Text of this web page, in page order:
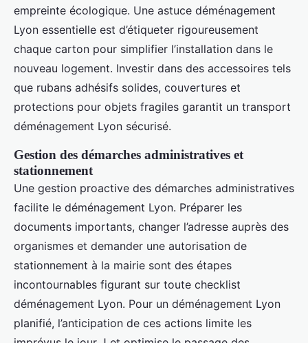
empreinte écologique. Une astuce déménagement
Lyon essentielle est d’étiqueter rigoureusement
chaque carton pour simplifier l’installation dans le
nouveau logement. Investir dans des accessoires tels
que rubans adhésifs solides, couvertures et
protections pour objets fragiles garantit un transport
déménagement Lyon sécurisé.
Gestion des démarches administratives et
stationnement
Une gestion proactive des démarches administratives
facilite le déménagement Lyon. Préparer les
documents importants, changer l’adresse auprès des
organismes et demander une autorisation de
stationnement à la mairie sont des étapes
incontournables figurant sur toute checklist
déménagement Lyon. Pour un déménagement Lyon
planifié, l’anticipation de ces actions limite les